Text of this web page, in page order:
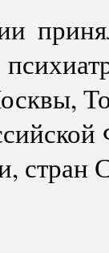
стран